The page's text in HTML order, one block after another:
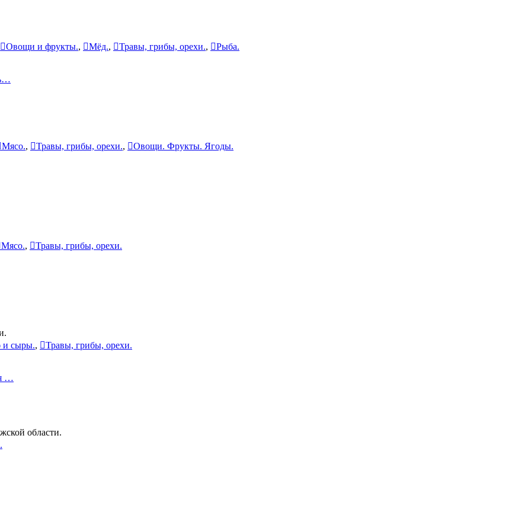
Овощи и фрукты., Мёд., Травы, грибы, орехи.,
Рыба.
Мясо., Травы, грибы, орехи.,
Овощи. Фрукты. Ягоды.
Мясо.,
Травы, грибы, орехи.
и сыры.,
Травы, грибы, орехи.
…
области.